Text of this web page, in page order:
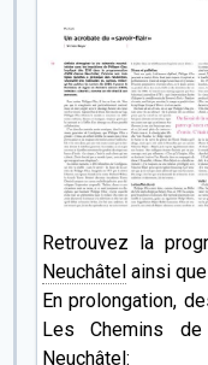
Retrouvez la
Neuchâtel ainsi
En prolongation,
Les Chemins
Neuchâtel: